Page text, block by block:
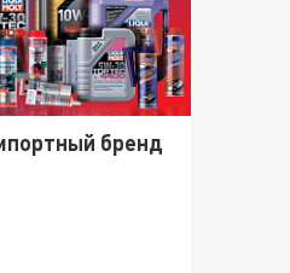
бренд